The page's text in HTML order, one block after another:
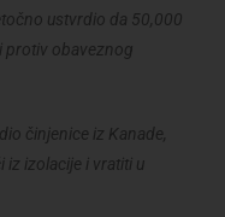
ustvrdio da 50,000
protiv obaveznog
činjenice iz Kanade,
iz izolacije i vratiti u